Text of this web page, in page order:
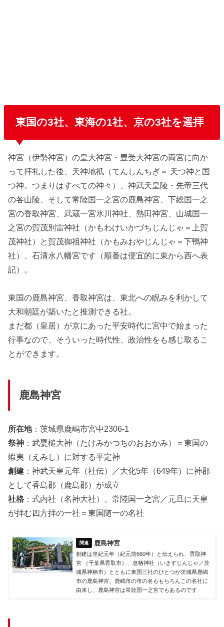
東国の3社、東海の1社、京の3社を遥拝
神宮（伊勢神宮）の皇大神宮・豊受大神宮の両宮に向か
って拝礼した後、天神地祇（てんしんちぎ＝ 天つ神と国
つ神。つまりはすべての神々）、神武天皇陵・先帝三代
の各山陵、そして常陸国一之宮の鹿島神宮、下総国一之
宮の香取神宮、武蔵一宮氷川神社、熱田神宮、山城国一
之宮の賀茂別雷神社（かもわけいかづちじんじゃ＝上賀
茂神社）と賀茂御祖神社（かもみおやじんじゃ＝下鴨神
社）、石清水八幡宮です（順番は便宜的に東から西へ表
記）。
東国の鹿島神宮、香取神宮は、東北への睨みを利かして
大和朝廷が築いたと推測できる社。
まだ都（皇居）が京にあった平安時代に宮中で始まった
行事なので、そういった時代性、政治性をも感じ取るこ
とができます。
鹿島神宮
所在地：茨城県鹿嶋市宮中2306-1
祭神 ：武甕槌大神（たけみかつちのおおかみ）＝東国の
蝦夷（えみし）に対する平定神
創建 ：神武天皇元年（社伝）／大化5年（649年）に神郡
として香島郡（鹿島郡）が成立
社格 ：式内社（名神大社）、常陸国一之宮／元旦に天皇
が拝む四方拝の一社＝東国随一の名社
鹿島神宮
創建は皇紀元年（紀元前660年）と伝えられ、香取神
宮 （千葉県香取市）、息栖神社（いきすじんじゃ／茨
城県神栖市）とともに東国三社のひとつが茨城県鹿嶋
市の鹿島神宮。鹿嶋市の市の名ももちろんこの名社に
由来し、鹿島神宮は常陸国一之宮でもあるのです